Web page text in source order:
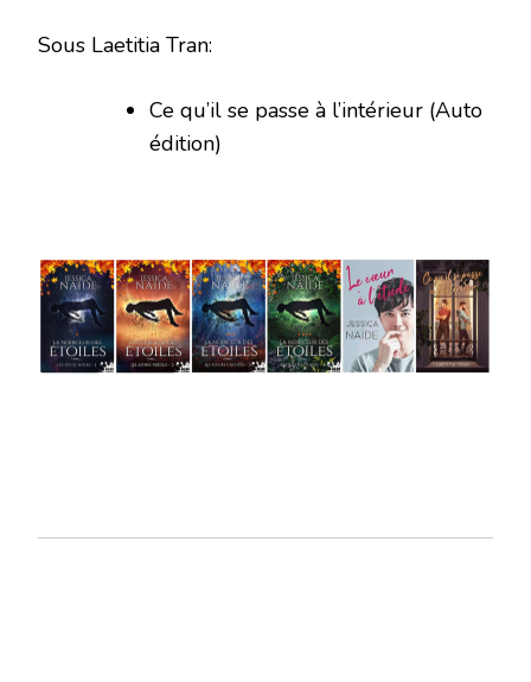
Sous Laetitia Tran:
Ce qu’il se passe à l’intérieur (Auto
édition)